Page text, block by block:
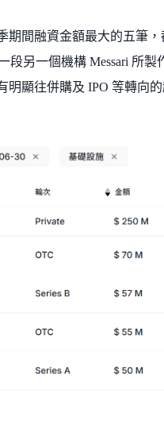
期間融資金額最大的五筆，
段另一個機構 Messari 所製
明顯往併購及 IPO 等轉向